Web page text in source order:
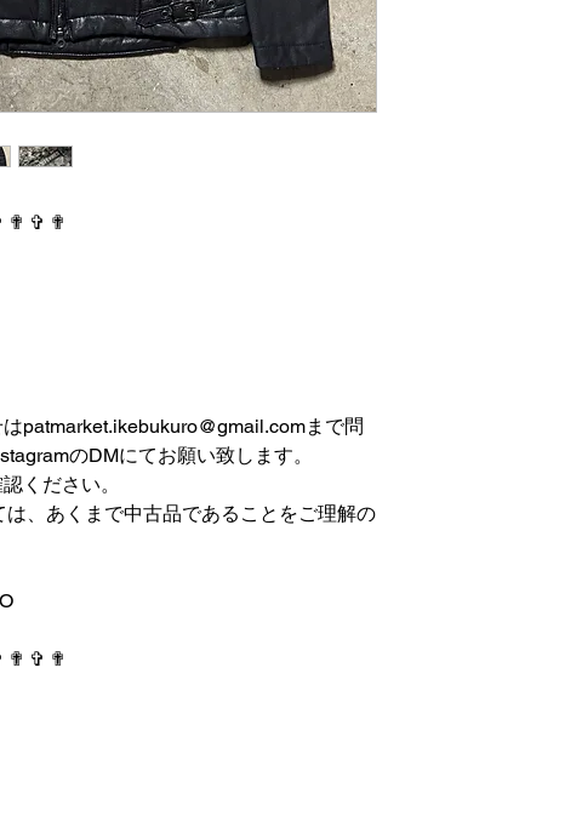
✟ ✞ ✟
patmarket.ikebukuro@gmail.comまで問
のDMにてお願い致します。
ください。
、あくまで中古品であることをご理解の
✟ ✞ ✟